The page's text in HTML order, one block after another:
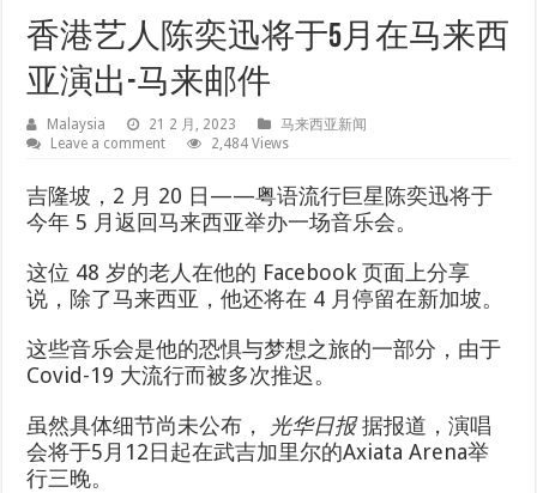
香港艺人陈奕迅将于5月在马来西
亚演出-马来邮件
Malaysia 21 2 月, 2023
马来西亚新闻
Leave a comment
2,484 Views
吉隆坡，2 月 20 日——粤语流行巨星陈奕迅将于
今年 5 月返回马来西亚举办一场音乐会。
这位 48 岁的老人在他的 Facebook 页面上分享
说，除了马来西亚，他还将在 4 月停留在新加坡。
这些音乐会是他的恐惧与梦想之旅的一部分，由于
Covid-19 大流行而被多次推迟。
虽然具体细节尚未公布， 光华日报据报道，演唱
会将于5月12日起在武吉加里尔的Axiata Arena举
行三晚。